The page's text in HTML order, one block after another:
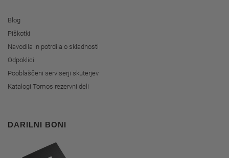
Blog
Piškotki
Navodila in potrdila o skladnosti
Odpoklici
Pooblaščeni serviserji skuterjev
Katalogi Tomos rezervni deli
DARILNI BONI